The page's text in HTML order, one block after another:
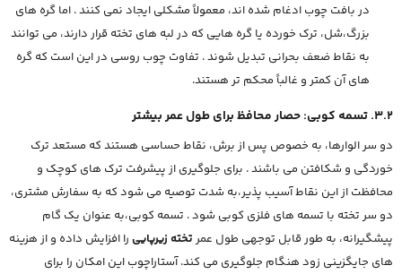
در بافت چوب ادغام شده اند، معمولاً مشکلی ایجاد نمی کنند . اما گره های
بزرگ،شل، ترک خورده یا گره هایی که در لبه های تخته قرار دارند، می توانند
به نقاط ضعف بحرانی تبدیل شوند . تفاوت چوب روسی در این است که گره
های آن کمتر و غالباً محکم تر هستند.
3.2. تسمه کوبی: حصار محافظ برای طول عمر بیشتر
دو سر الوارها، به خصوص پس از برش، نقاط حساسی هستند که مستعد ترک
خوردگی و شکافتن می باشند . برای جلوگیری از پیشرفت ترک های کوچک و
محافظت از این نقاط آسیب پذیر،به شدت توصیه می شود که به سفارش مشتری،
دو سر تخته با تسمه های فلزی کوبی شود . تسمه کوبی،به عنوان یک گام
پیشگیرانه، به طور قابل توجهی طول عمر تخته زیرپاییرا افزایش داده و از هزینه
های جایگزینی زود هنگام جلوگیری می کند. آستاراچوب این امکان را برای